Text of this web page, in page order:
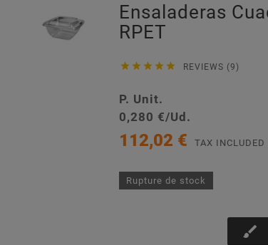
Ensaladeras
RPET
     REVIEWS (9)
P. Unit.
0,280 €/Ud.
112,02 € TAX INCLUDED
Rupture de stock
brush